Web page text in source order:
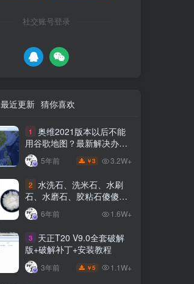
社交账号登录
最近更新 猜你喜欢
1
奥维2021版本以后不能
用谷歌地图？最新解决办法
苹果安卓电脑
5年前 ￥3 3.2W+
2 水洗石、洗米石、水刷
石、水磨石、胶粘石傻傻分
不清楚
6年前 1.6W+
3
天正T20 V9.0全套破解
版+破解补丁+安装教程
3年前 ￥5 1.1W+